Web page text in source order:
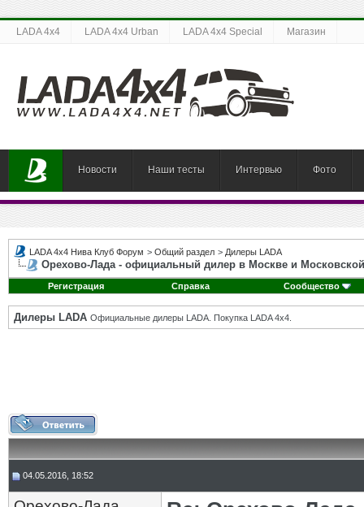
LADA 4x4 LADA 4x4 Urban LADA 4x4 Special Магазин
Новости Наши тесты Интервью Фото
LADA 4x4 Нива Клуб Форум > Общий раздел > Дилеры LADA
Орехово-Лада - официальный дилер в Москве и
Регистрация Справка Сообщество
Дилеры LADA Официальные дилеры LADA. Покупка LADA 4x4.
04.05.2016, 18:52